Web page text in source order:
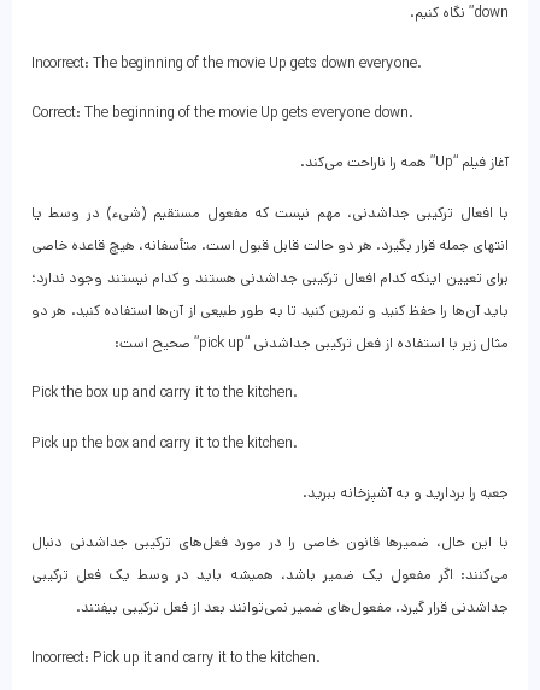
down” نگاه کنیم.
Incorrect: The beginning of the movie Up gets down everyone.
Correct: The beginning of the movie Up gets everyone down.
آغاز فیلم “Up” همه را ناراحت می‌کند.
با افعال ترکیبی جداشدنی، مهم نیست که مفعول مستقیم (شیء) در وسط یا
انتهای جمله قرار بگیرد. هر دو حالت قابل قبول است. متأسفانه، هیچ قاعده خاصی
برای تعیین اینکه کدام افعال ترکیبی جداشدنی هستند و کدام نیستند وجود ندارد؛
باید آن‌ها را حفظ کنید و تمرین کنید تا به طور طبیعی از آن‌ها استفاده کنید. هر دو
مثال زیر با استفاده از فعل ترکیبی جداشدنی “pick up” صحیح است:
Pick the box up and carry it to the kitchen.
Pick up the box and carry it to the kitchen.
جعبه را بردارید و به آشپزخانه ببرید.
با این حال، ضمیرها قانون خاصی را در مورد فعل‌های ترکیبی جداشدنی دنبال
می‌کنند: اگر مفعول یک ضمیر باشد، همیشه باید در وسط یک فعل ترکیبی
جداشدنی قرار گیرد. مفعول‌های ضمیر نمی‌توانند بعد از فعل ترکیبی بیفتند.
Incorrect: Pick up it and carry it to the kitchen.